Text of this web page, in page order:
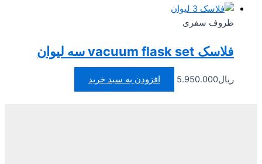
ظروف سفری
فلاسک vacuum flask set سه لیوان
ریال5.950.000 افزودن به سبد خرید